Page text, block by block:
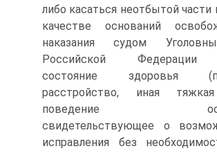
либо касаться неотбытой части
качестве оснований
наказания судом
Российской Федерации
состояние здоровья
расстройство, иная
поведение
свидетельствующее о
исправления без